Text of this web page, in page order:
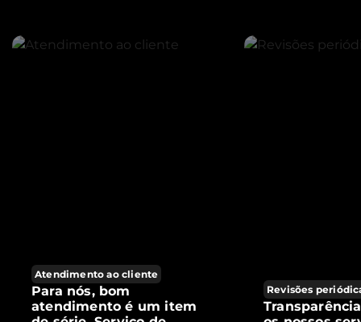
Atendimento ao cliente
Para nós, bom
atendimento é um item
Revisões